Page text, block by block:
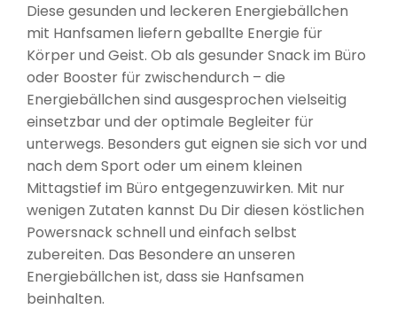
Diese gesunden und leckeren Energiebällchen
mit Hanfsamen liefern geballte Energie für
Körper und Geist. Ob als gesunder Snack im Büro
oder Booster für zwischendurch – die
Energiebällchen sind ausgesprochen vielseitig
einsetzbar und der optimale Begleiter für
unterwegs. Besonders gut eignen sie sich vor und
nach dem Sport oder um einem kleinen
Mittagstief im Büro entgegenzuwirken. Mit nur
wenigen Zutaten kannst Du Dir diesen köstlichen
Powersnack schnell und einfach selbst
zubereiten. Das Besondere an unseren
Energiebällchen ist, dass sie Hanfsamen
beinhalten.